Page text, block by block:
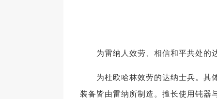
为雷纳人效劳、相信和平共处的
为杜欧哈林效劳的达纳士兵。其
装备皆由雷纳所制造。擅长使用钝器